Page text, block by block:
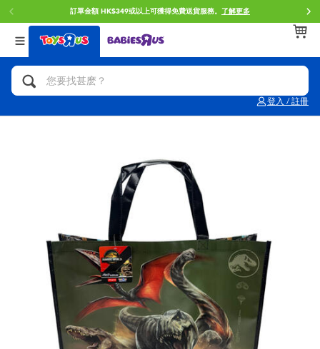
訂單金額 HK$349或以上可獲得免費送貨服務。 了解更多
登入 / 註冊
返回
分類目錄
人氣英雄,角色扮演,射擊玩具
拼砌組合及樂高LEGO
玩具車,貨車,火車及遙控系列
手工藝,文具,蠟筆,泥膠,畫板
娃娃, 芭比,收藏公仔
電子玩具
返回
品牌
Brunch Brother 早午餐兄弟
Spider-Man蜘蛛俠
Play-Doh培樂多
Pokemon寶可夢
playpop
返回
年齢
0~2歳
12~14歳
14歳以上